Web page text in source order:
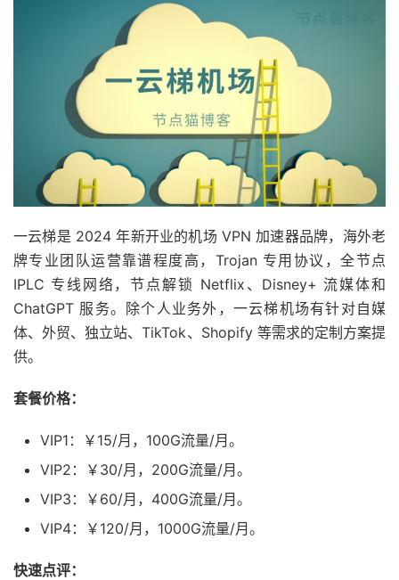
一云梯是 2024 年新开业的机场 VPN 加速器品牌，海外老
牌专业团队运营靠谱程度高，Trojan 专用协议，全节点
IPLC 专线网络，节点解锁 Netflix、Disney+ 流媒体和
ChatGPT 服务。除个人业务外，一云梯机场有针对自媒
体、外贸、独立站、TikTok、Shopify 等需求的定制方案提
供。
套餐价格：
VIP1：￥15/月，100G流量/月。
VIP2：￥30/月，200G流量/月。
VIP3：￥60/月，400G流量/月。
VIP4：￥120/月，1000G流量/月。
快速点评：